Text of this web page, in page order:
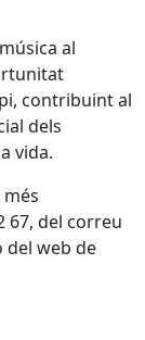
al
contribuint al
dels
vida.
67, del correu
del web de